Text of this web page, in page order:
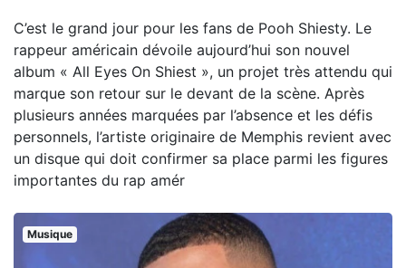
C’est le grand jour pour les fans de Pooh Shiesty. Le
rappeur américain dévoile aujourd’hui son nouvel
album « All Eyes On Shiest », un projet très attendu qui
marque son retour sur le devant de la scène. Après
plusieurs années marquées par l’absence et les défis
personnels, l’artiste originaire de Memphis revient avec
un disque qui doit confirmer sa place parmi les figures
importantes du rap amér
Musique